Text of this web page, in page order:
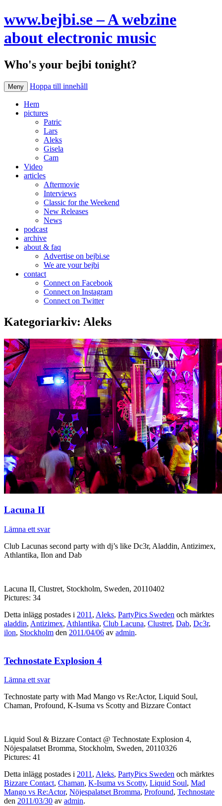
www.bejbi.se – A webzine
about electronic music
Who's your bejbi tonight?
Meny Hoppa till innehåll
Hem
pictures
Patric
Lars
Aleks
Gisela
Cam
Video
articles
Aftermovie
Interviews
Classic for the Weekend
New Releases
News
podcast
archive
about & faq
Advertise on bejbi.se
We are your bejbi
contact
Connect on Facebook
Connect on Instagram
Connect on Twitter
Kategoriarkiv: Aleks
Lacuna II
Lämna ett svar
Club Lacunas second party with dj’s like Dc3r, Aladdin, Antizimex,
Athlantika, Ilon and Dab
Lacuna II, Clustret, Stockholm, Sweden, 20110402
Pictures: 34
Detta inlägg postades i 2011 , Aleks, PartyPics Sweden och märktes
aladdin, Antizimex, Athlantika, Club Lacuna, Clustret, Dab, Dc3r,
ilon, Stockholm den 2011/04/06 av admin.
Technostate Explosion 4
Lämna ett svar
Technostate party with Mad Mango vs Re:Actor, Liquid Soul,
Chaman, Profound, K-Isuma vs Scotty and Bizzare Contact
Liquid Soul & Bizzare Contact @ Technostate Explosion 4,
Nöjespalatset Bromma, Stockholm, Sweden, 20110326
Pictures: 41
Detta inlägg postades i 2011, Aleks, PartyPics Sweden och märktes
Bizzare Contact, Chaman, K-Isuma vs Scotty, Liquid Soul, Mad
Mango vs Re:Actor, Nöjespalatset Bromma, Profound, Technostate
den 2011/03/30 av admin.